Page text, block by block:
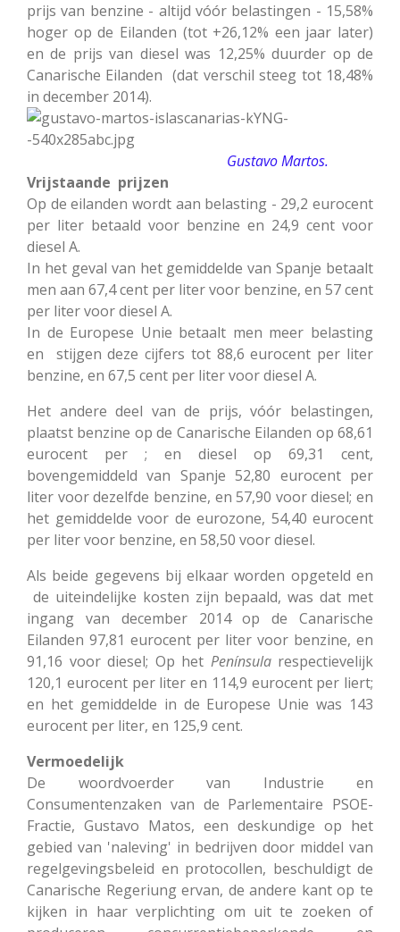
prijs van benzine - altijd vóór belastingen - 15,58%
hoger op de Eilanden (tot +26,12% een jaar later)
en de prijs van diesel was 12,25% duurder op de
Canarische Eilanden (dat verschil steeg tot 18,48%
in december 2014).
Gustavo Martos.
Vrijstaande prijzen
Op de eilanden wordt aan belasting - 29,2 eurocent
per liter betaald voor benzine en 24,9 cent voor
diesel A.
In het geval van het gemiddelde van Spanje betaalt
men aan 67,4 cent per liter voor benzine, en 57 cent
per liter voor diesel A.
In de Europese Unie betaalt men meer belasting
en stijgen deze cijfers tot 88,6 eurocent per liter
benzine, en 67,5 cent per liter voor diesel A.
Het andere deel van de prijs, vóór belastingen,
plaatst benzine op de Canarische Eilanden op 68,61
eurocent per ; en diesel op 69,31 cent,
bovengemiddeld van Spanje 52,80 eurocent per
liter voor dezelfde benzine, en 57,90 voor diesel; en
het gemiddelde voor de eurozone, 54,40 eurocent
per liter voor benzine, en 58,50 voor diesel.
Als beide gegevens bij elkaar worden opgeteld en
de uiteindelijke kosten zijn bepaald, was dat met
ingang van december 2014 op de Canarische
Eilanden 97,81 eurocent per liter voor benzine, en
91,16 voor diesel; Op het Península respectievelijk
120,1 eurocent per liter en 114,9 eurocent per liert;
en het gemiddelde in de Europese Unie was 143
eurocent per liter, en 125,9 cent.
Vermoedelijk
De woordvoerder van Industrie en
Consumentenzaken van de Parlementaire PSOE-
Fractie, Gustavo Matos, een deskundige op het
gebied van 'naleving' in bedrijven door middel van
regelgevingsbeleid en protocollen, beschuldigt de
Canarische Regeriung ervan, de andere kant op te
kijken in haar verplichting om uit te zoeken of